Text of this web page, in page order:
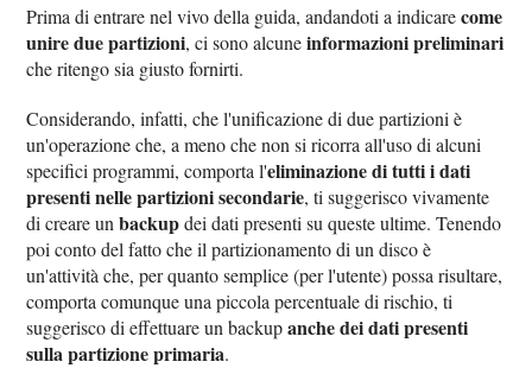
Prima di entrare nel vivo della guida, andandoti a indicarecome
unire due partizioni, ci sono alcuneinformazioni preliminari
che ritengo sia giusto fornirti.
Considerando, infatti, che l'unificazione di due partizioni è
un'operazione che, a meno che non si ricorra all'uso di alcuni
specifici programmi, comporta l'eliminazione di tutti i dati
presenti nelle partizioni secondarie, ti suggerisco vivamente
di creare unbackupdei dati presenti su queste ultime. Tenendo
poi conto del fatto che il partizionamento di un disco è
un'attività che, per quanto semplice (per l'utente) possa risultare,
comporta comunque una piccola percentuale di rischio, ti
suggerisco di effettuare un backupanche dei dati presenti
sulla partizione primaria.